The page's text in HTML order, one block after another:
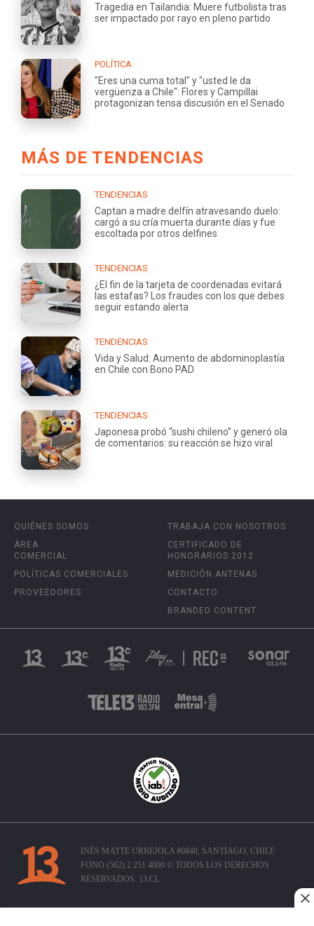
Tragedia en Tailandia: Muere futbolista tras
ser impactado por rayo en pleno partido
POLÍTICA
"Eres una cuma total" y "usted le da
vergüenza a Chile": Flores y Campillai
protagonizan tensa discusión en el Senado
MÁS DE TENDENCIAS
TENDENCIAS
Captan a madre delfín atravesando duelo:
cargó a su cría muerta durante días y fue
escoltada por otros delfines
TENDENCIAS
¿El fin de la tarjeta de coordenadas evitará
las estafas? Los fraudes con los que debes
seguir estando alerta
TENDENCIAS
Vida y Salud: Aumento de abdominoplastía
en Chile con Bono PAD
TENDENCIAS
Japonesa probó “sushi chileno” y generó ola
de comentarios: su reacción se hizo viral
QUIÉNES SOMOS
ÁREA
COMERCIAL
POLÍTICAS COMERCIALES
PROVEEDORES
TRABAJA CON NOSOTROS
CERTIFICADO DE
HONORARIOS 2012
MEDICIÓN ANTENAS
CONTACTO
BRANDED CONTENT
INÉS MATTE URREJOLA #0848, SANTIAGO, CHILE
FONO (562) 2 251 4000 © TODOS LOS DERECHOS
RESERVADOS. 13.CL